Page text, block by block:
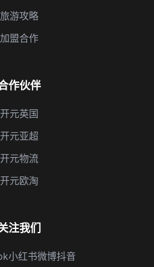
旅游攻略
加盟合作
作伙伴
开元英国
开元亚超
开元物流
开元欧淘
注我们
小红书微博抖音